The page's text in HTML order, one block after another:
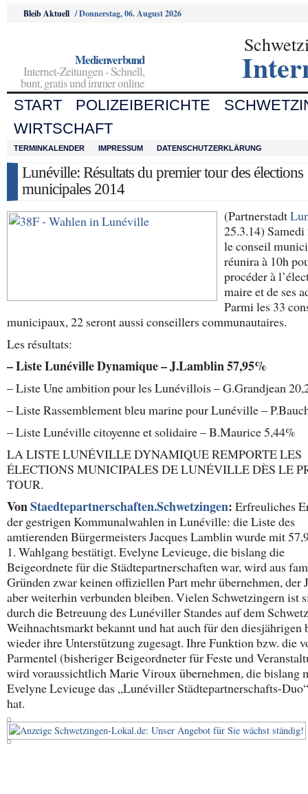
Bleib Aktuell /Donnerstag, 06. August 2026
Medienverbund
Internet-Zeitungen - Schnell,
bunt, gratis und immer online
START POLIZEIBERICHTE
WIRTSCHAFT
TERMINKALENDER IMPRESSUM DATENSCHUTZERKLÄRUNG
Lunéville: Résultats du premier tour des élections
municipales 2014
(Partnerstadt
25.3.14) Samedi
le conseil
réunira à 10h
procéder à
maire et de ses
Parmi les 33
municipaux, 22 seront aussi conseillers communautaires.
Les résultats:
– Liste Lunéville Dynamique – J.Lamblin 57,95%
– Liste Une ambition pour les Lunévillois – G.Grandjean
– Liste Rassemblement bleu marine pour Lunéville –
– Liste Lunéville citoyenne et solidaire – B.Maurice 5,44%
LA LISTE LUNÉVILLE DYNAMIQUE REMPORTE LES
ÉLECTIONS MUNICIPALES DE LUNÉVILLE DÈS LE
TOUR.
VonStaedtepartnerschaften.Schwetzingen: Erfreuliches
der gestrigen Kommunalwahlen in Lunéville: die Liste des
amtierenden Bürgermeisters Jacques Lamblin wurde mit
1. Wahlgang bestätigt. Evelyne Levieuge, die bislang die
Beigeordnete für die Städtepartnerschaften war, wird aus
Gründen zwar keinen offiziellen Part mehr übernehmen, der
aber weiterhin verbunden bleiben. Vielen Schwetzingern ist
durch die Betreuung des Lunéviller Standes auf dem
Weihnachtsmarkt bekannt und hat auch für den diesjährigen
wieder ihre Unterstützung zugesagt. Ihre Funktion bzw. die
Parmentel (bisheriger Beigeordneter für Feste und
wird voraussichtlich Marie Viroux übernehmen, die bislang
Evelyne Levieuge das „Lunéviller Städtepartnerschafts-
hat.